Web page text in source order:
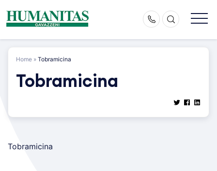
content
Home » Tobramicina
Tobramicina
Tobramicina